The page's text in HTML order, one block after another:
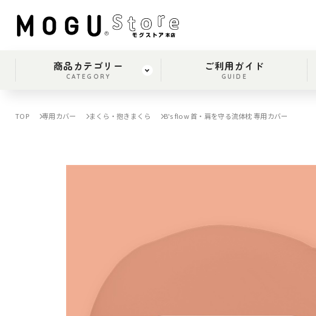
商品カテゴリー
CATEGORY
ご利用ガイド
GUIDE
TOP 専用カバー まくら・抱きまくら B's flow 首・肩を守る流体枕 専用カバー